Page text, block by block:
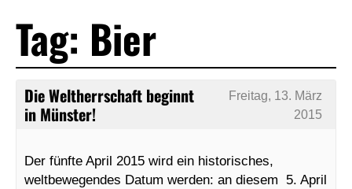
Tag: Bier
Die Weltherrschaft beginnt
in Münster!
Freitag, 13. März
2015
Der fünfte April 2015 wird ein historisches,
weltbewegendes Datum werden: an diesem 5. April